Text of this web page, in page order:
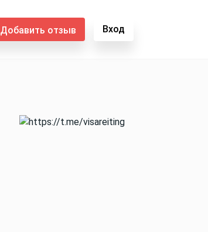
Добавить отзыв Вход